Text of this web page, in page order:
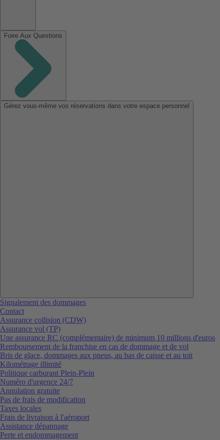
Foire Aux Questions
Gérez vous-même vos réservations dans votre espace personnel
Signalement des dommages
Contact
Assurance collision (CDW)
Assurance vol (TP)
Une assurance RC (complémentaire) de minimum 10 millions d'euros
Remboursement de la franchise en cas de dommage et de vol
Bris de glace, dommages aux pneus, au bas de caisse et au toit
Kilométrage illimité
Politique carburant Plein-Plein
Numéro d'urgence 24/7
Annulation gratuite
Pas de frais de modification
Taxes locales
Frais de livraison à l'aéroport
Assistance dépannage
Perte et endommagement